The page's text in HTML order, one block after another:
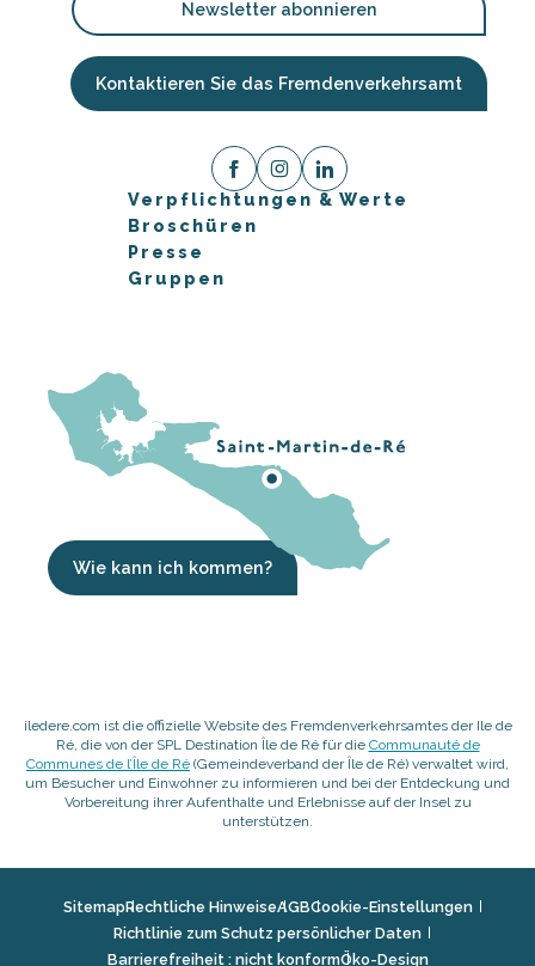
Newsletter abonnieren
Kontaktieren Sie das Fremdenverkehrsamt
Verpflichtungen & Werte
Broschüren
Presse
Gruppen
Wie kann ich kommen?
iledere.com ist die offizielle Website des Fremdenverkehrsamtes der Ile de
Ré, die von der SPL Destination Île de Ré für die Communauté de
Communes de l’Île de Ré (Gemeindeverband der Île de Ré) verwaltet wird,
um Besucher und Einwohner zu informieren und bei der Entdeckung und
Vorbereitung ihrer Aufenthalte und Erlebnisse auf der Insel zu
unterstützen.
SitemapRechtliche HinweiseAGBCookie-Einstellungen
Richtlinie zum Schutz persönlicher Daten
Barrierefreiheit : nicht konformÖko-Design